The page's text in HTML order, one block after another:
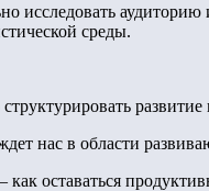
исследовать
среды.
нас в области
оставаться